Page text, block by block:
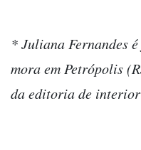
* Juliana Fernandes
mora em Petrópolis
da editoria de